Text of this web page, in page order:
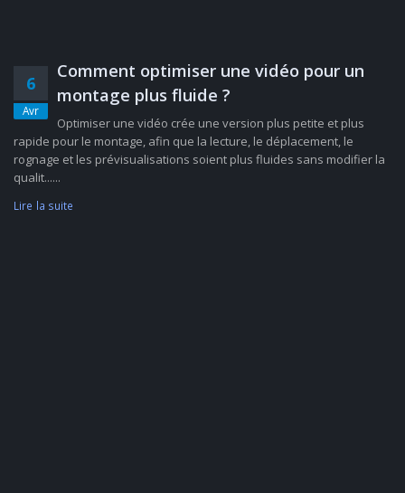
6
Avr
Comment optimiser une vidéo pour un
montage plus fluide ?
Optimiser une vidéo crée une version plus petite et plus
rapide pour le montage, afin que la lecture, le déplacement, le
rognage et les prévisualisations soient plus fluides sans modifier la
qualit......
Lire la suite